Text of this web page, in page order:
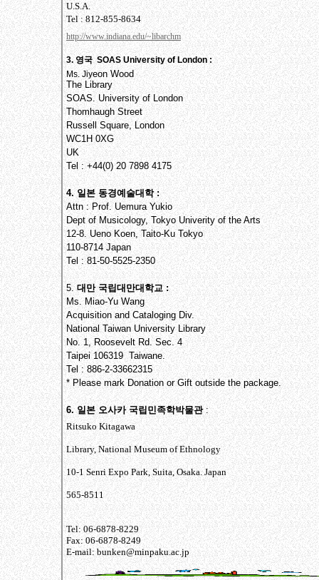
U.S.A.
Tel : 812-855-8634
http://www.indiana.edu/~libarchm
3. 영국 SOAS University of London :
Ms. Jiyeon Wood
The Library
SOAS. University of London
Thomhaugh Street
Russell Square, London
WC1H 0XG
UK
Tel : +44(0) 20 7898 4175
4. 일본 동경예술대학 :
Attn : Prof. Uemura Yukio
Dept of Musicology, Tokyo Univerity of the Arts
12-8. Ueno Koen, Taito-Ku Tokyo
110-8714 Japan
Tel : 81-50-5525-2350
5.대만 국립대만대학교 :
Ms. Miao-Yu Wang
Acquisition and Cataloging Div.
National Taiwan University Library
No. 1, Roosevelt Rd. Sec. 4
Taipei 106319 Taiwane.
Tel : 886-2-33662315
* Please mark Donation or Gift outside the package.
6. 일본 오사카 국립민족학박물관:
Ritsuko Kitagawa
Library, National Museum of Ethnology
10-1 Senri Expo Park, Suita, Osaka. Japan
565-8511
Tel: 06-6878-8229
Fax: 06-6878-8249
E-mail: bunken@minpaku.ac.jp